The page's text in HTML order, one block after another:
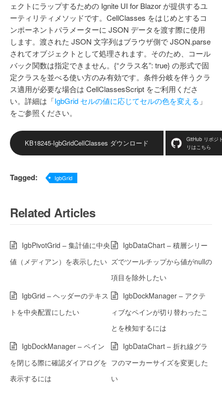
ェクトにラップするための Ignite UI for Blazor が提供するユ
ーティリティメソッドです。CellClasses をはじめとするコ
ンポーネントパラメーターに JSON データを渡す際に使用
します。渡された JSON 文字列はブラウザ側で JSON.parse
されてオブジェクトとして処理されます。そのため、コール
バック関数は指定できません。{“クラス名”: true} の形式で固
定クラスを並べる使い方のみ有効です。条件分岐を伴うクラ
ス適用が必要な場合は CellClassesScript をご利用くださ
い。詳細は「IgbGrid セルの値に応じてセルの色を変える 」
をご参照ください。
KB18245-IgbGridCellClasses ダウンロード
GitHub リポジ
リはこちら
Tagged: IgbGrid
Related Articles
IgbPivotGrid – 集計値に中央
値（メディアン）を表示したい
IgbDataChart – 積層シリー
ズでツールチップから値がnullの
項目を除外したい
IgbGrid – ヘッダーのテキス
トを中央配置にしたい
IgbDockManager – アクテ
ィブなペインが切り替わったこ
とを検知するには
IgbDockManager – ペイン
を閉じる際に確認ダイアログを
表示するには
IgbDataChart – 折れ線グラ
フのマーカーサイズを変更した
い